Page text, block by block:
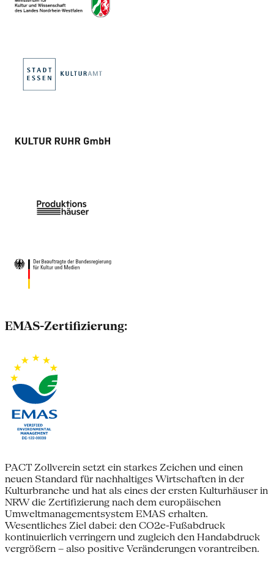
EMAS-Zertifizierung:
PACT Zollverein setzt ein starkes Zeichen und einen
neuen Standard für nachhaltiges Wirtschaften in der
Kulturbranche und hat als eines der ersten Kulturhäuser in
NRW die Zertifizierung nach dem europäischen
Umweltmanagementsystem EMAS erhalten.
Wesentliches Ziel dabei: den CO2e-Fußabdruck
kontinuierlich verringern und zugleich den Handabdruck
vergrößern – also positive Veränderungen vorantreiben.